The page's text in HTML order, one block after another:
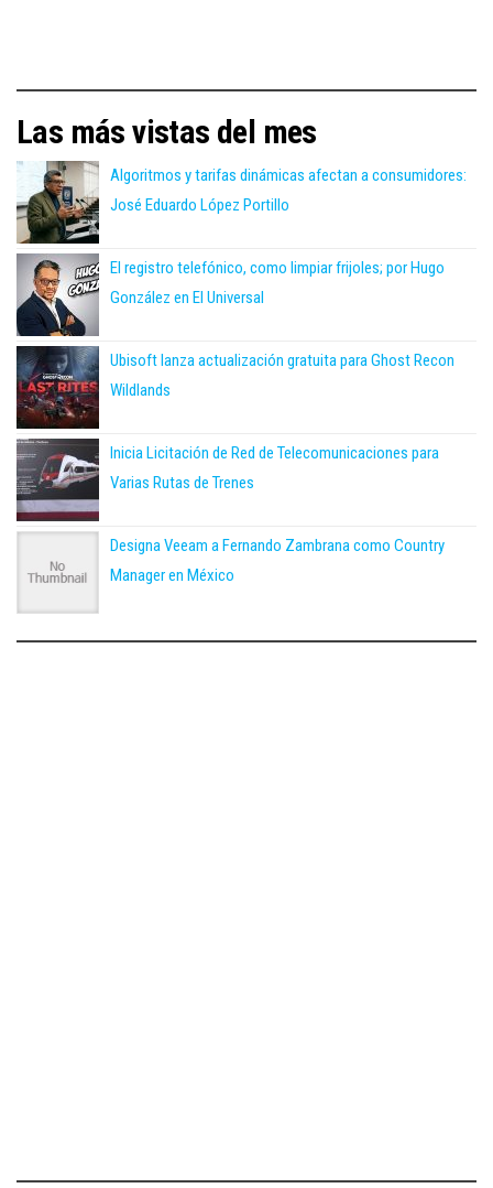
Las más vistas del mes
Algoritmos y tarifas dinámicas afectan a consumidores:
José Eduardo López Portillo
El registro telefónico, como limpiar frijoles; por Hugo
González en El Universal
Ubisoft lanza actualización gratuita para Ghost Recon
Wildlands
Inicia Licitación de Red de Telecomunicaciones para
Varias Rutas de Trenes
Designa Veeam a Fernando Zambrana como Country
Manager en México